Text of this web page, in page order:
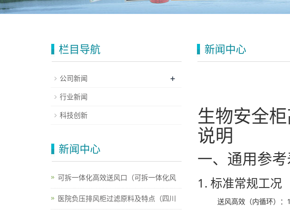
新闻中心
生物安全
说明
一、通用参考
1. 标准常规工况
送风高效（内循环）：
栏目导航
公司新闻 +
行业新闻
科技创新
新闻中心
可拆一体化高效送风口（可拆一体化风
医院负压排风柜过滤原料及特点（四川